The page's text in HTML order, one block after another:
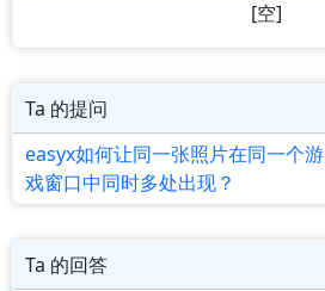
[空]
Ta 的提问
easyx如何让同一张照片在同一个游
戏窗口中同时多处出现？
Ta 的回答